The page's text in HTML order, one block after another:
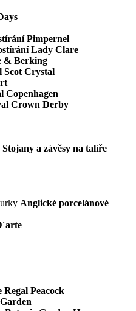
Pimpernel
Lady Clare
& Berking
Scot Crystal
Copenhagen
Crown Derby
Stojany a závěsy na talíře
Anglické porcelánové
Regal Peacock